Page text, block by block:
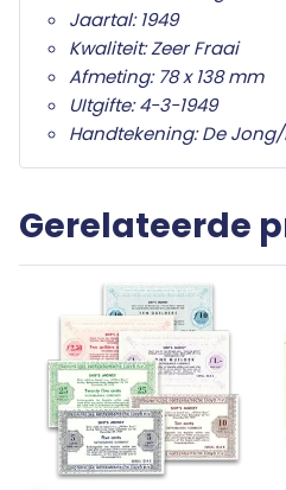
Het bankbiljet op de afbeelding is een
afwijken van deze afbeelding maar
exclusiviteit.
Jaartal: 1949
Kwaliteit: Zeer Fraai
Afmeting: 78 x 138 mm
UItgifte: 4-3-1949
Handtekening: De
Gerelateerde